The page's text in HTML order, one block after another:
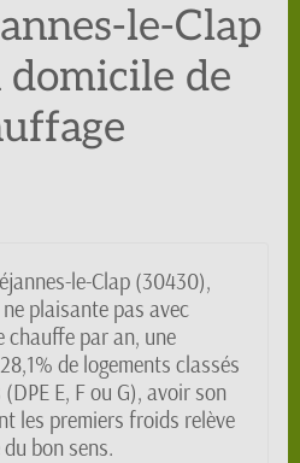
le-Clap
de
le-Clap (30430),
plaisante pas avec
chauffe par an, une
de logements classés
E, F ou G), avoir son
les premiers froids relève
bon sens.